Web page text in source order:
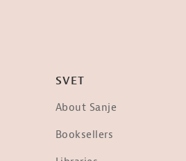
SVET
About Sanje
Booksellers